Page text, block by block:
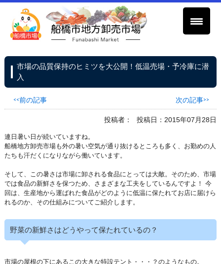
市場の品質保持のヒミツを大公開！低温売場・予冷庫に潜
入
<<前の記事 次の記事>>
投稿者： 投稿日：2015年07月28日
連日暑い日が続いていますね。
船橋地方卸売市場も外の暑い空気が通り抜けるところも多く、お勤めの人
たちも汗だくになりながら働いています。
そして、この暑さは市場に卸される食品にとっては大敵。そのため、市場
では食品の新鮮さを保つため、さまざまな工夫をしているんですよ！ 今
回は、生産地から運ばれた食品がどのように低温に保たれてお店に届けら
れるのか、その仕組みについてご紹介します。
野菜の新鮮さはどうやって保たれているの？
市場の屋根の下にあるこの大きな特設テント・・・？のようなもの。